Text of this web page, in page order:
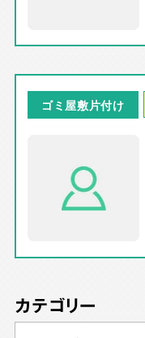
ゴミ屋敷片付け
カテゴリー